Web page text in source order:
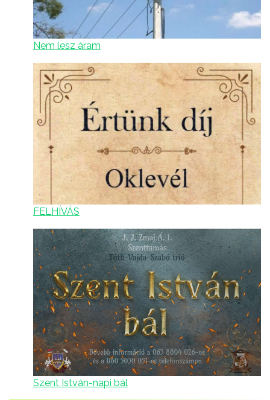
Nem lesz áram
FELHÍVÁS
Szent István-napi bál